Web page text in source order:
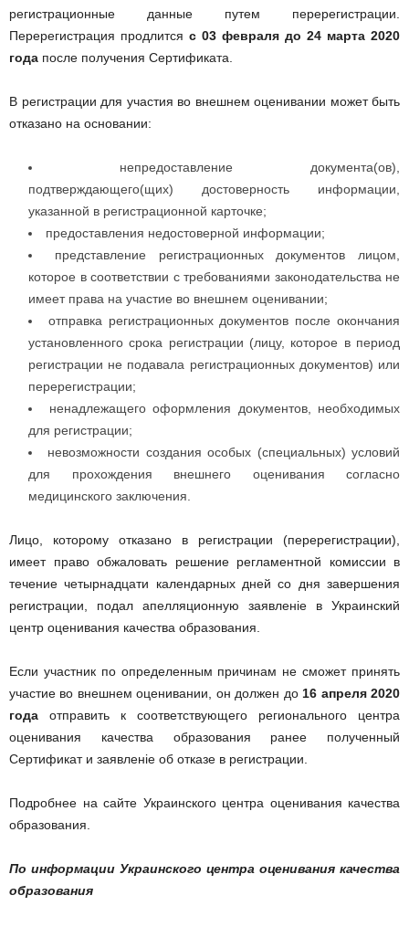
регистрационные данные путем перерегистрации.
Перерегистрация продлится с 03 февраля до 24 марта 2020
года после получения Сертификата.
В регистрации для участия во внешнем оценивании может быть
отказано на основании:
непредоставление документа(ов),
подтверждающего(щих) достоверность информации,
указанной в регистрационной карточке;
предоставления недостоверной информации;
представление регистрационных документов лицом,
которое в соответствии с требованиями законодательства не
имеет права на участие во внешнем оценивании;
отправка регистрационных документов после окончания
установленного срока регистрации (лицу, которое в период
регистрации не подавала регистрационных документов) или
перерегистрации;
ненадлежащего оформления документов, необходимых
для регистрации;
невозможности создания особых (специальных) условий
для прохождения внешнего оценивания согласно
медицинского заключения.
Лицо, которому отказано в регистрации (перерегистрации),
имеет право обжаловать решение регламентной комиссии в
течение четырнадцати календарных дней со дня завершения
регистрации, подал апелляционную заявленіе в Украинский
центр оценивания качества образования.
Если участник по определенным причинам не сможет принять
участие во внешнем оценивании, он должен до 16 апреля 2020
года отправить к соответствующего регионального центра
оценивания качества образования ранее полученный
Сертификат и заявленіе об отказе в регистрации.
Подробнее на сайте Украинского центра оценивания качества
образования.
По информации Украинского центра оценивания качества
образования